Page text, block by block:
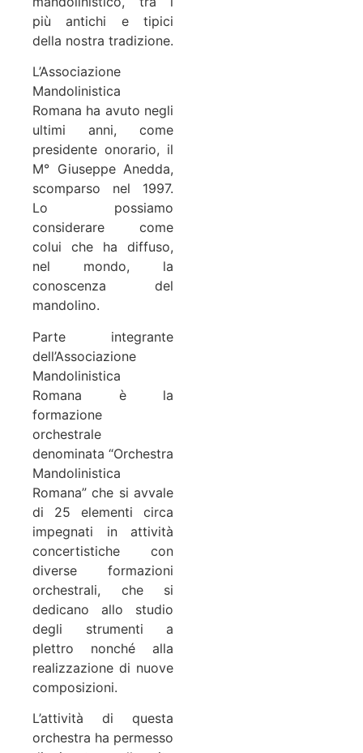
più antichi e tipici
della nostra tradizione.
L’Associazione
Mandolinistica
Romana ha avuto negli
ultimi anni, come
presidente onorario, il
M° Giuseppe Anedda,
scomparso nel 1997.
Lo possiamo
considerare come
colui che ha diffuso,
nel mondo, la
conoscenza del
mandolino.
Parte integrante
dell’Associazione
Mandolinistica
Romana è la
formazione
orchestrale
denominata “Orchestra
Mandolinistica
Romana” che si avvale
di 25 elementi circa
impegnati in attività
concertistiche con
diverse formazioni
orchestrali, che si
dedicano allo studio
degli strumenti a
plettro nonché alla
realizzazione di nuove
composizioni.
L’attività di questa
orchestra ha permesso